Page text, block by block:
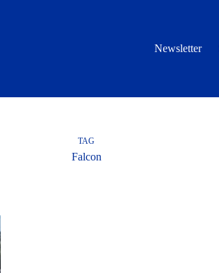
Newsletter
TAG
Falcon